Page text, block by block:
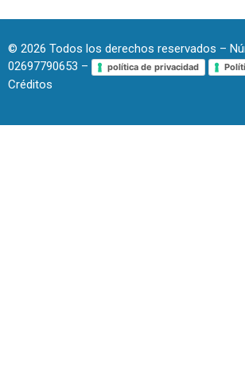
© 2026 Todos los derechos reservados –
02697790653 –
política de privacidad
Créditos